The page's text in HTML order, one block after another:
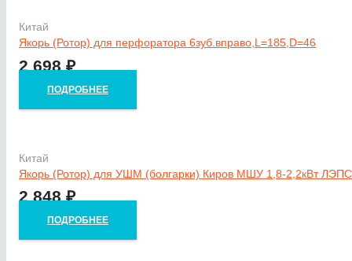
Китай
Якорь (Ротор) для перфоратора 6зуб.вправо,L=185,D=46
2 698₽
ПОДРОБНЕЕ
Китай
Якорь (Ротор) для УШМ (болгарки) Киров МШУ 1,8-2,2кВт
2 848₽
ПОДРОБНЕЕ